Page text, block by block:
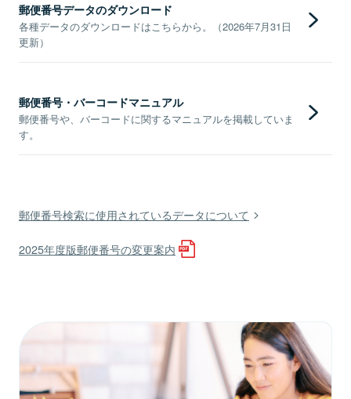
郵便番号データのダウンロード
各種データのダウンロードはこちらから。（2026年7月31日
更新）
郵便番号・バーコードマニュアル
郵便番号や、バーコードに関するマニュアルを掲載していま
す。
郵便番号検索に使用されているデータについて
2025年度版郵便番号の変更案内